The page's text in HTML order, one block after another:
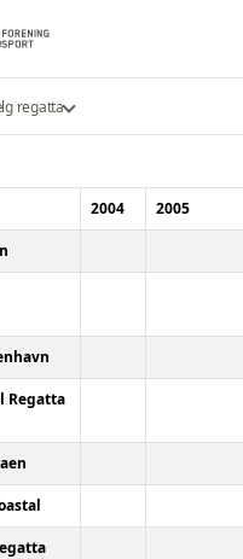
regatta
2004 2005
Regatta